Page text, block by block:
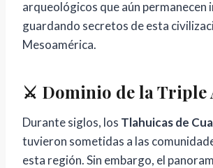
arqueológicos que aún permanecen
guardando secretos de esta
Mesoamérica.
⚔️ Dominio de la Triple
Durante siglos, los Tlahuicas de
tuvieron sometidas a las
esta región. Sin embargo, el